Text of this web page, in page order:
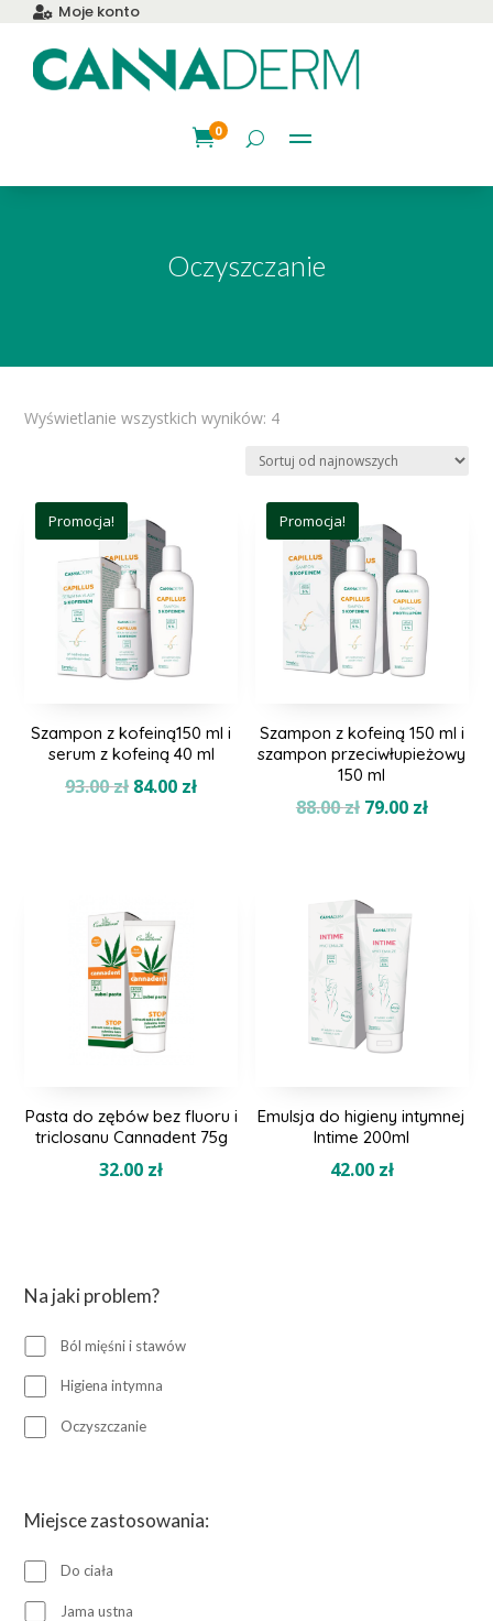
 Moje konto
0
Oczyszczanie
Wyświetlanie wszystkich wyników: 4Posortowane
najnowszych
Promocja!
Szampon z kofeiną150 ml i
serum z kofeiną 40 ml
93.00zł Pierwotna
84.00 złAktualna
Promocja!
Szampon z kofeiną 150 ml i
szampon przeciwłupieżowy
150 ml
88.00zł Pierwotna
79.00 zł
Pasta do zębów bez fluoru i
triclosanu Cannadent 75g
32.00 zł
Emulsja do higieny intymnej
Intime 200ml
42.00 zł
Na jaki problem?
Ból mięśni i stawów
Higiena intymna
Oczyszczanie
Miejsce zastosowania:
Do ciała
Jama ustna